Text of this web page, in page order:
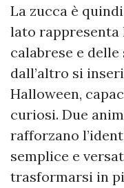
La zucca è
lato rappresenta
calabrese e
dall’altro si
Halloween,
curiosi. Due
rafforzano
semplice e
trasformarsi in